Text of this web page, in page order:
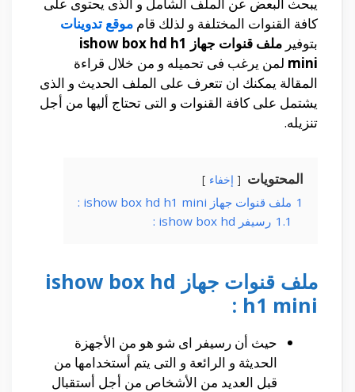
كافة القنوات المختلفة و لذلك قام موقع تدوينات
بتوفير
ملف قنوات جهاز ishow box hd h1
mini لمن يرغب فى تحميله و من خلال قراءة
المقالة يمكنك ان تتعرف على الملف الحديث و الذى
يشتمل على كافة القنوات و التى تحتاج أليها من أجل
تنزيله.
المحتويات إخفاء
1 ملف قنوات جهاز ishow box hd h1 mini :
1.1 رسيفر ishow box hd :
ملف قنوات جهاز ishow box hd
h1 mini :
حيث أن رسيفر اى شو هو من الأجهزة
الحديثة و الرائعة و التى يتم أستخدامها من
قبل العديد من الأشخاص من أجل أستقبال